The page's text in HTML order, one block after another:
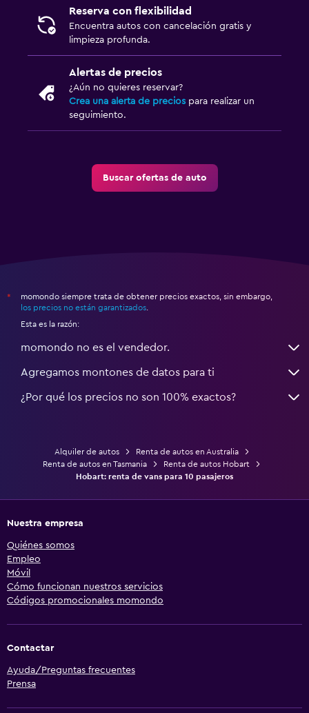
Reserva con flexibilidad
Encuentra autos con cancelación gratis y
limpieza profunda.
Alertas de precios
¿Aún no quieres reservar?
Crea una alerta de precios para realizar un
seguimiento.
Buscar ofertas de auto
*
momondo siempre trata de obtener precios exactos, sin embargo,
los precios no están garantizados
Esta es la razón:
momondo no es el vendedor.
Agregamos montones de datos para ti
¿Por qué los precios no son 100% exactos?
Alquiler de autos
Renta de autos en Australia
Renta de autos en Tasmania
Renta de autos Hobart
Hobart: renta de vans para 10 pasajeros
Nuestra empresa
Quiénes somos
Empleo
Móvil
Cómo funcionan nuestros servicios
Códigos promocionales momondo
Contactar
Ayuda/Preguntas frecuentes
Prensa